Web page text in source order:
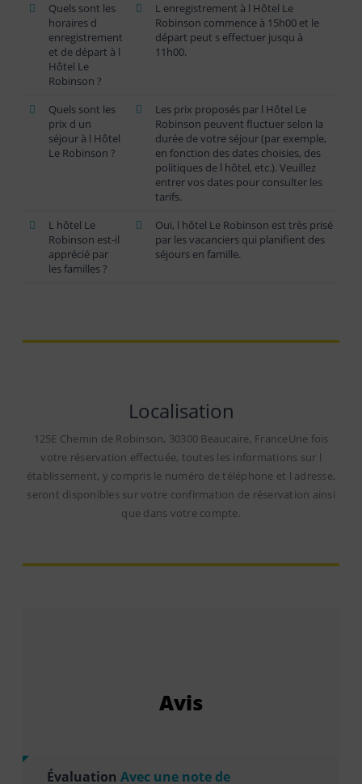
Quels sont les
horaires d
enregistrement
et de départ à l
Hôtel Le
Robinson ?
L enregistrement à l Hôtel Le
Robinson commence à 15h00 et le
départ peut s effectuer jusqu à
11h00.
Quels sont les
prix d un
séjour à l Hôtel
Le Robinson ?
Les prix proposés par l Hôtel Le
Robinson peuvent fluctuer selon la
durée de votre séjour (par exemple,
en fonction des dates choisies, des
politiques de l hôtel, etc.). Veuillez
entrer vos dates pour consulter les
tarifs.
L hôtel Le
Robinson est-il
apprécié par
les familles ?
Oui, l hôtel Le Robinson est très prisé
par les vacanciers qui planifient des
séjours en famille.
Localisation
125E Chemin de Robinson, 30300 Beaucaire, FranceUne fois
votre réservation effectuée, toutes les informations sur l
établissement, y compris le numéro de téléphone et l adresse,
seront disponibles sur votre confirmation de réservation ainsi
que dans votre compte.
Avis
Évaluation Avec une note de